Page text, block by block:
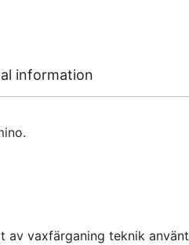
information
av vaxfärganing teknik